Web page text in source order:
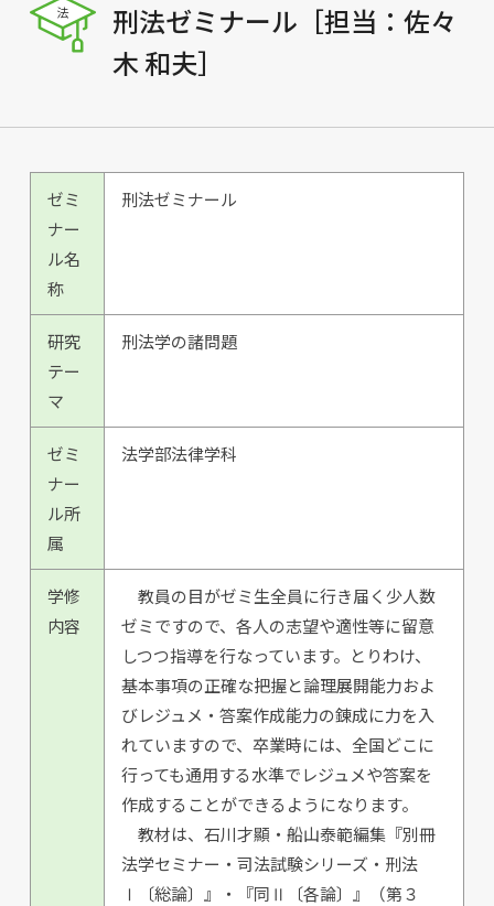
刑法ゼミナール［担当：佐々
木 和夫］
ゼミ
ナー
ル名
称
刑法ゼミナール
研究
テー
マ
刑法学の諸問題
ゼミ
ナー
ル所
属
法学部法律学科
学修
内容
教員の目がゼミ生全員に行き届く少人数
ゼミですので、各人の志望や適性等に留意
しつつ指導を行なっています。とりわけ、
基本事項の正確な把握と論理展開能力およ
びレジュメ・答案作成能力の錬成に力を入
れていますので、卒業時には、全国どこに
行っても通用する水準でレジュメや答案を
作成することができるようになります。
教材は、石川才顯・船山泰範編集『別冊
法学セミナー・司法試験シリーズ・刑法
Ⅰ〔総論〕』・『同Ⅱ〔各論〕』（第３